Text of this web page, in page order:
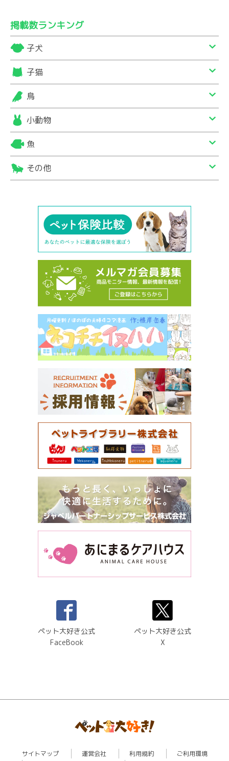
掲載数ランキング
子犬
子猫
鳥
小動物
魚
その他
ペット大好き公式
FaceBook
ペット大好き公式
X
サイトマップ 運営会社 利用規約
ご利用環境